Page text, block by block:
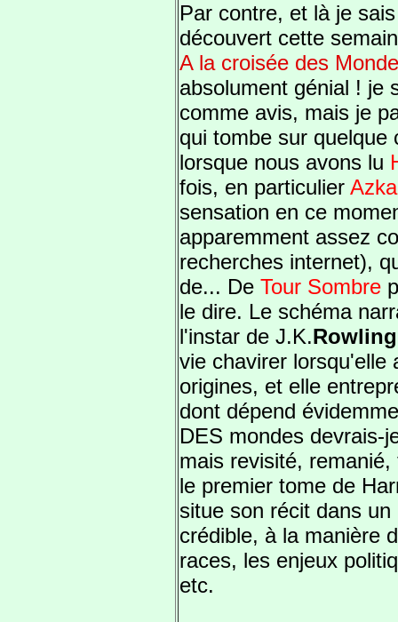
Par contre, et là je
découvert cette
A la croisée des
absolument génial ! je
comme avis, mais je
qui tombe sur quelque
lorsque nous avons lu
fois, en particulier
sensation en ce
apparemment assez
recherches internet),
de... De Tour Sombre
le dire. Le schéma
l'instar de J.K.Rowling
vie chavirer lorsqu'elle
origines, et elle
dont dépend
DES mondes devrais-
mais revisité,
le premier tome de
situe son récit dans
crédible, à la manière
races, les enjeux
etc.